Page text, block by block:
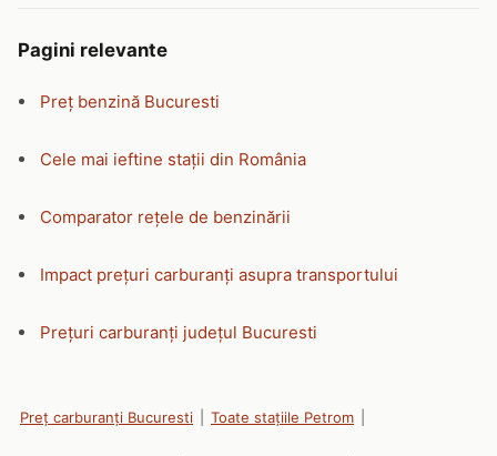
Pagini relevante
Preț benzină Bucuresti
Cele mai ieftine stații din România
Comparator rețele de benzinării
Impact prețuri carburanți asupra transportului
Prețuri carburanți județul Bucuresti
Preț carburanți Bucuresti Toate stațiile Petrom